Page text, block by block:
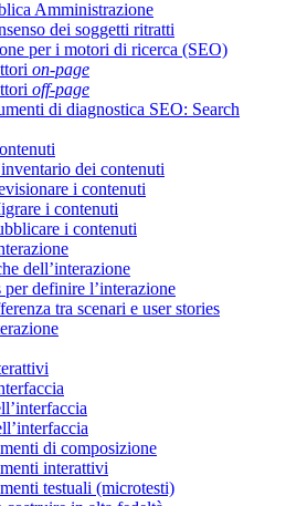
Amministrazione
dei soggetti ritratti
per i motori di ricerca (SEO)
on-page
off-page
di diagnostica SEO: Search
dei contenuti
i contenuti
i contenuti
i contenuti
dell’interazione
per definire l’interazione
tra scenari e user stories
di composizione
interattivi
testuali (microtesti)